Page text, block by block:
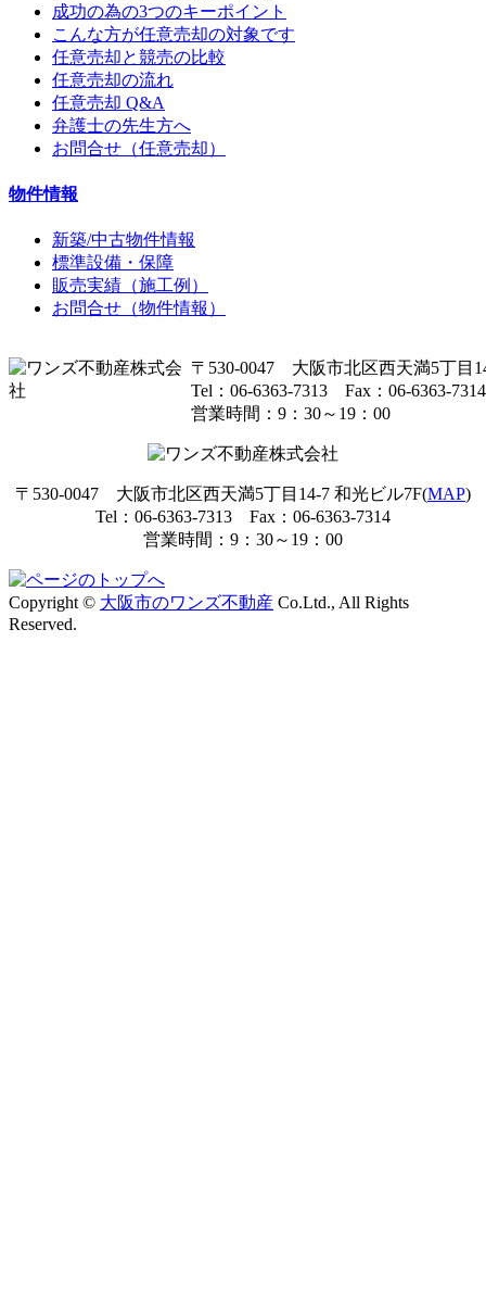
成功の為の3つのキーポイント
こんな方が任意売却の対象です
任意売却と競売の比較
任意売却の流れ
任意売却 Q&A
弁護士の先生方へ
お問合せ（任意売却）
物件情報
新築/中古物件情報
標準設備・保障
販売実績（施工例）
お問合せ（物件情報）
〒530-0047 大阪市北区西天満5丁目
Tel：06-6363-7313 Fax：06-6363-7314
営業時間：9：30～19：00
〒530-0047 大阪市北区西天満5丁目14-7 和光ビル7F(MAP)
Tel：06-6363-7313 Fax：06-6363-7314
営業時間：9：30～19：00
Copyright © 大阪市のワンズ不動産 Co.Ltd., All Rights
Reserved.